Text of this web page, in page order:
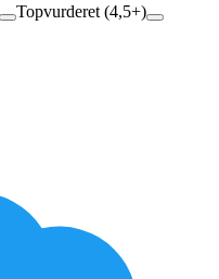
Topvurderet (4,5+)